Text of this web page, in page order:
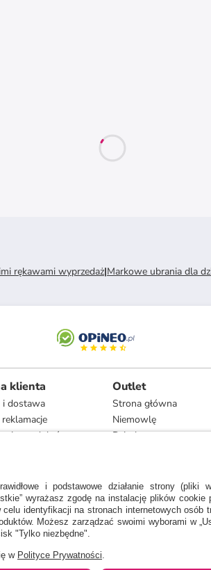
rękawami wyprzedaż|Markowe ubrania dla
klienta
i dostawa
produktów
z umową i naprawa
Outlet
Strona główna
Niemowlę
Dziecko
Dom
Marki